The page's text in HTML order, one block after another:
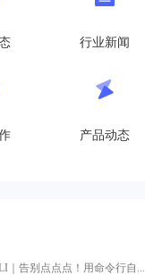
行业新闻
产品动态
｜告别点点点！用命令行自...